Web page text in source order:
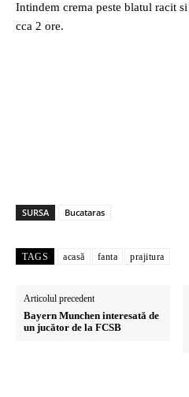
Intindem crema peste blatul racit
cca 2 ore.
SURSA Bucataras
TAGS acasă fanta prajitura
Articolul precedent
Bayern Munchen interesată de
un jucător de la FCSB